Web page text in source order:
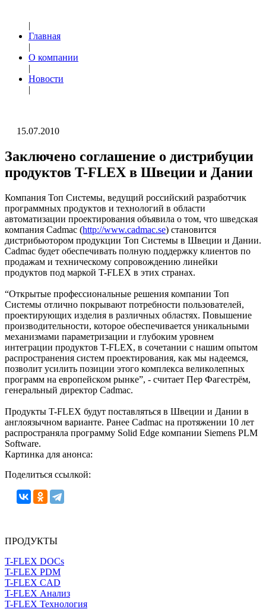
|
Главная
|
О компании
|
Новости
|
15.07.2010
Заключено соглашение о дистрибуции
продуктов T-FLEX в Швеции и Дании
Компания Топ Системы, ведущий российский разработчик
программных продуктов и технологий в области
автоматизации проектирования объявила о том, что шведская
компания Cadmac (http://www.cadmac.se) становится
дистрибьютором продукции Топ Системы в Швеции и Дании.
Cadmac будет обеспечивать полную поддержку клиентов по
продажам и техническому сопровождению линейки
продуктов под маркой T-FLEX в этих странах.
“Открытые профессиональные решения компании Топ
Системы отлично покрывают потребности пользователей,
проектирующих изделия в различных областях. Повышение
производительности, которое обеспечивается уникальными
механизмами параметризации и глубоким уровнем
интеграции продуктов T-FLEX, в сочетании с нашим опытом
распространения систем проектирования, как мы надеемся,
позволит усилить позиции этого комплекса великолепных
программ на европейском рынке”, - считает Пер Фагестрём,
генеральный директор Cadmac.
Продукты T-FLEX будут поставляться в Швеции и Дании в
англоязычном варианте. Ранее Cadmac на протяжении 10 лет
распространяла программу Solid Edge компании Siemens PLM
Software.
Картинка для анонса:
Поделиться ссылкой:
ПРОДУКТЫ
T-FLEX DOCs
T-FLEX PDM
T-FLEX CAD
T-FLEX Анализ
T-FLEX Технология